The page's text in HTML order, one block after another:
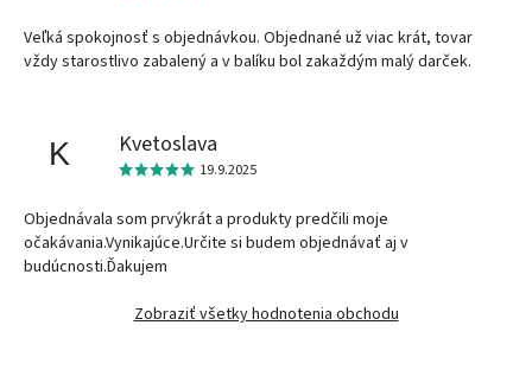
Veľká spokojnosť s objednávkou. Objednané už viac krát, tovar
vždy starostlivo zabalený a v balíku bol zakaždým malý darček.
K Kvetoslava
19.9.2025
Objednávala som prvýkrát a produkty predčili moje
očakávania.Vynikajúce.Určite si budem objednávať aj v
budúcnosti.Ďakujem
Zobraziť všetky hodnotenia obchodu